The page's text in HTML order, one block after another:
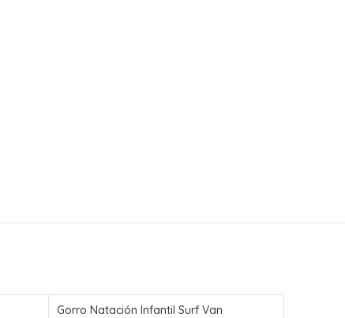
Gorro Natación Infantil Surf Van